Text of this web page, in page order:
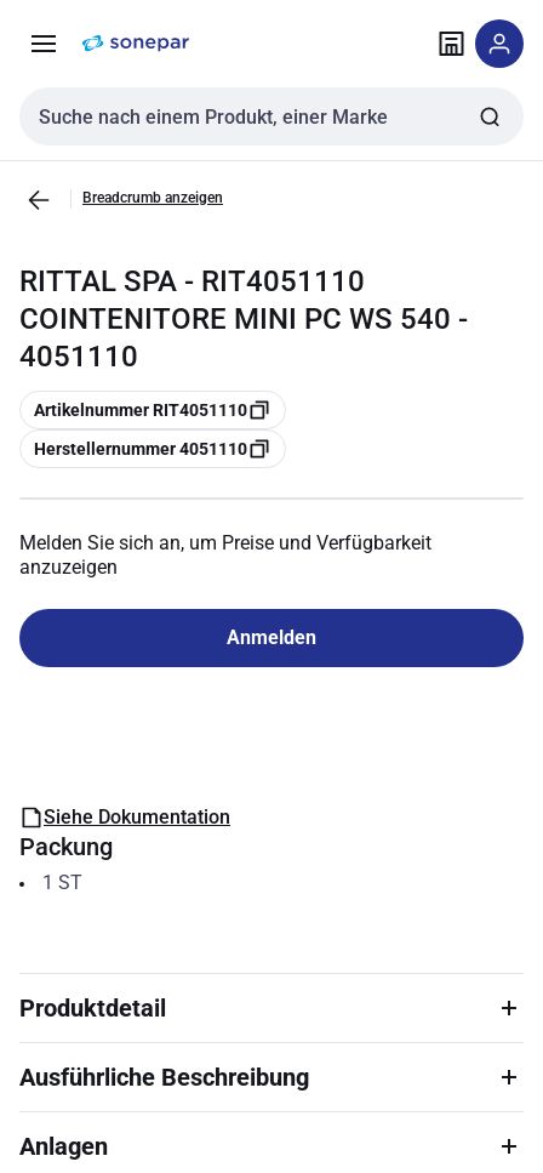
NavigationInhalt
Sucheingabe
Breadcrumb anzeigen
RITTAL SPA - RIT4051110
COINTENITORE MINI PC WS 540 -
4051110
Kopieren
Artikelnummer RIT4051110
Kopieren
Herstellernummer 4051110
Melden Sie sich an, um Preise und Verfügbarkeit
anzuzeigen
Anmelden
Siehe Dokumentation
Packung
1 ST
Produktdetail
Ausführliche Beschreibung
Anlagen